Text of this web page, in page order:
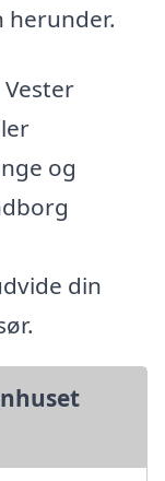
herunder.
og
din